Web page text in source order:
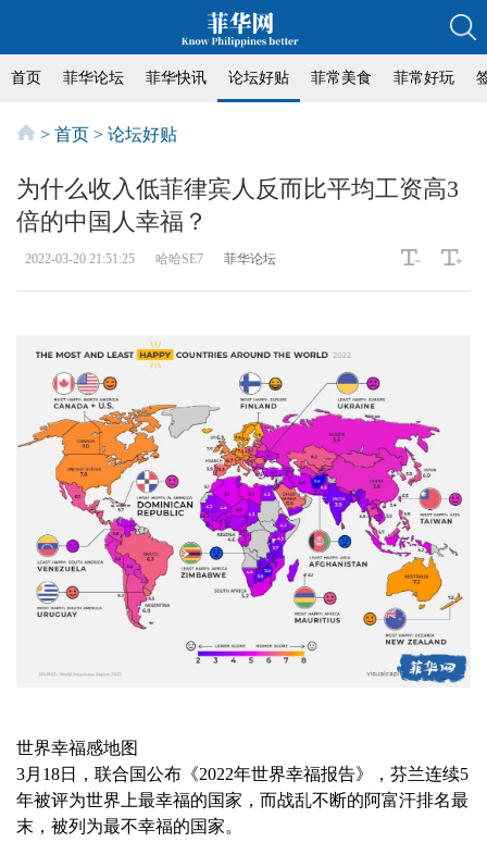
首页 菲华论坛 菲华快讯 论坛好贴 菲常美食 菲常好玩
> 首页 > 论坛好贴
为什么收入低菲律宾人反而比平均工资高3
倍的中国人幸福？
2022-03-20 21:51:25 哈哈SE7 菲华论坛
世界幸福感地图
3月18日，联合国公布《2022年世界幸福报告》，芬兰连续5
年被评为世界上最幸福的国家，而战乱不断的阿富汗排名最
末，被列为最不幸福的国家。